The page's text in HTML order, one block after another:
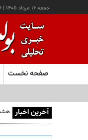
جمعه ۱۶ مرداد ۱۴۰۵ |
صفحه نخست
آخرین اخبار